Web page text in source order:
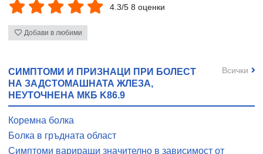
4.3/5 8 оценки
Добави в любими
СИМПТОМИ И ПРИЗНАЦИ ПРИ БОЛЕСТ
НА ЗАДСТОМАШНАТА ЖЛЕЗА,
НЕУТОЧНЕНА МКБ K86.9
Коремна болка
Болка в гръдната област
Симптоми вариращи значително в зависимост от
Всички